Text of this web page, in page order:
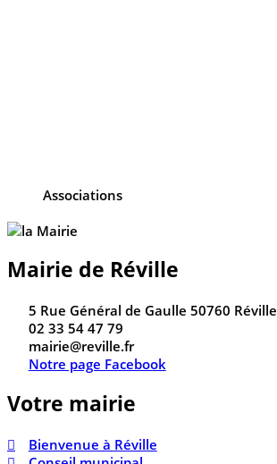
Associations
Mairie de Réville
5 Rue Général de Gaulle 50760 Réville
02 33 54 47 79
mairie@reville.fr
Notre page Facebook
Votre mairie
Bienvenue à Réville